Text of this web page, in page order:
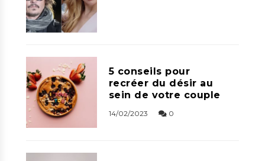
5 conseils pour
recréer du désir au
sein de votre couple
14/02/2023 0